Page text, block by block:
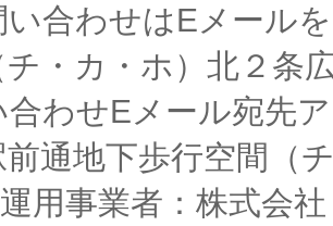
い合わせはEメール
チ・カ・ホ）北２条
合わせEメール宛先
通地下歩行空間（
用事業者：株式会